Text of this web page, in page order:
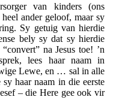
van kinders (ons
ander geloof, maar sy
Sy getuig van hierdie
bely sy dat sy hierdie
na Jesus toe! ’n
lees haar naam in
Lewe, en … sal in alle
haar naam in die eerste
– die Here gee ook vir